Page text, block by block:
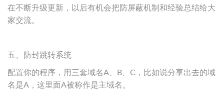
在不断升级更新，以后有机会把防屏蔽机制和经验总结给大
家交流。
五、防封跳转系统
配置你的程序，用三套域名A、B、C，比如说分享出去的域
名是A，这里面A被称作是主域名。